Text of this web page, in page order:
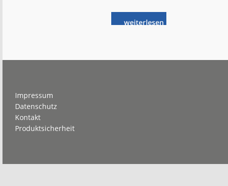
weiterlese
nGroße
Impressum
Datenschutz
Kontakt
Produktsicherheit